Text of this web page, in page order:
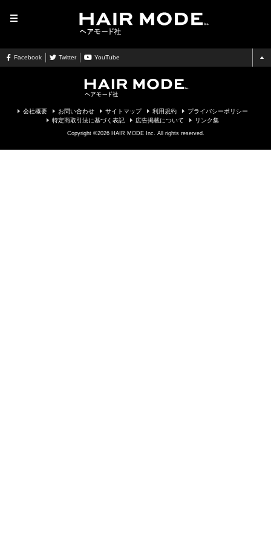
Facebook Twitter YouTube
会社概要 お問い合わせ サイトマップ 利用規約
プライバシーポリシー
特定商取引法に基づく表記
広告掲載について リンク集
Copyright ©2026 HAIR MODE Inc. All rights reserved.